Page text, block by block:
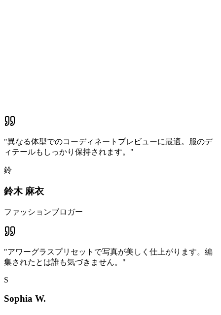
"異なる体型でのコーディネートプレビューに最適。服のデ
ィテールもしっかり保持されます。 "
鈴
鈴木 麻衣
ファッションブロガー
"アワーグラスプリセットで写真が美しく仕上がります。編
集されたとは誰も気づきません。 "
S
Sophia W.